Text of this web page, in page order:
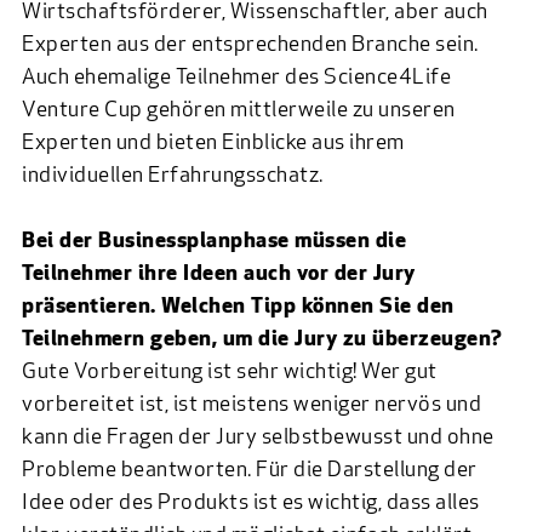
Wirtschaftsförderer, Wissenschaftler, aber auch
Experten aus der entsprechenden Branche sein.
Auch ehemalige Teilnehmer des Science4Life
Venture Cup gehören mittlerweile zu unseren
Experten und bieten Einblicke aus ihrem
individuellen Erfahrungsschatz.
Bei der Businessplanphase müssen die
Teilnehmer ihre Ideen auch vor der Jury
präsentieren. Welchen Tipp können Sie den
Teilnehmern geben, um die Jury zu überzeugen?
Gute Vorbereitung ist sehr wichtig! Wer gut
vorbereitet ist, ist meistens weniger nervös und
kann die Fragen der Jury selbstbewusst und ohne
Probleme beantworten. Für die Darstellung der
Idee oder des Produkts ist es wichtig, dass alles